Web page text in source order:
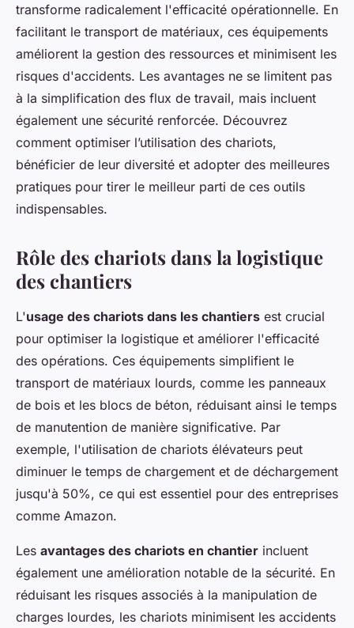
transforme radicalement l'efficacité opérationnelle. En
facilitant le transport de matériaux, ces équipements
améliorent la gestion des ressources et minimisent les
risques d'accidents. Les avantages ne se limitent pas
à la simplification des flux de travail, mais incluent
également une sécurité renforcée. Découvrez
comment optimiser l’utilisation des chariots,
bénéficier de leur diversité et adopter des meilleures
pratiques pour tirer le meilleur parti de ces outils
indispensables.
Rôle des chariots dans la logistique
des chantiers
L'usage des chariots dans les chantiers est crucial
pour optimiser la logistique et améliorer l'efficacité
des opérations. Ces équipements simplifient le
transport de matériaux lourds, comme les panneaux
de bois et les blocs de béton, réduisant ainsi le temps
de manutention de manière significative. Par
exemple, l'utilisation de chariots élévateurs peut
diminuer le temps de chargement et de déchargement
jusqu'à 50%, ce qui est essentiel pour des entreprises
comme Amazon.
Les avantages des chariots en chantier incluent
également une amélioration notable de la sécurité. En
réduisant les risques associés à la manipulation de
charges lourdes, les chariots minimisent les accidents